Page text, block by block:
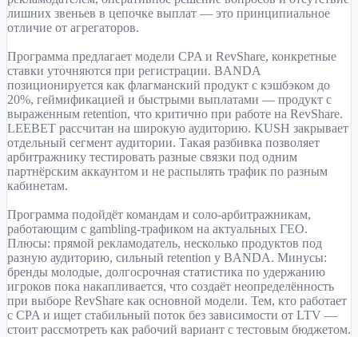
лишних звеньев в цепочке выплат — это принципиальное
отличие от агрегаторов.
Программа предлагает модели CPA и RevShare, конкретные
ставки уточняются при регистрации. BANDA
позиционируется как флагманский продукт с кэшбэком до
20%, геймификацией и быстрыми выплатами — продукт с
выраженным retention, что критично при работе на RevShare.
LEEBET рассчитан на широкую аудиторию. KUSH закрывает
отдельный сегмент аудитории. Такая разбивка позволяет
арбитражнику тестировать разные связки под одним
партнёрским аккаунтом и не распылять трафик по разным
кабинетам.
Программа подойдёт командам и соло-арбитражникам,
работающим с gambling-трафиком на актуальных ГЕО.
Плюсы: прямой рекламодатель, несколько продуктов под
разную аудиторию, сильный retention у BANDA. Минусы:
бренды молодые, долгосрочная статистика по удержанию
игроков пока накапливается, что создаёт неопределённость
при выборе RevShare как основной модели. Тем, кто работает
с CPA и ищет стабильный поток без зависимости от LTV —
стоит рассмотреть как рабочий вариант с тестовым бюджетом.